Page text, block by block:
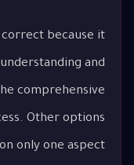
correct because it
and
comprehensive
Other options
only one aspect.